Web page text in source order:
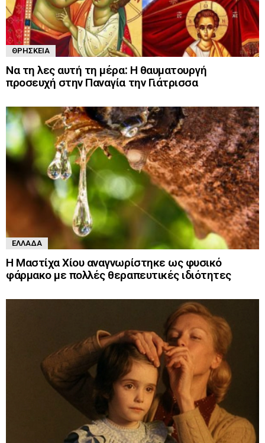
ΘΡΗΣΚΕΊΑ
Να τη λες αυτή τη μέρα: Η θαυματουργή
προσευχή στην Παναγία την Γιάτρισσα
ΕΛΛΆΔΑ
Η Μαστίχα Χίου αναγνωρίστηκε ως φυσικό
φάρμακο με πολλές θεραπευτικές ιδιότητες